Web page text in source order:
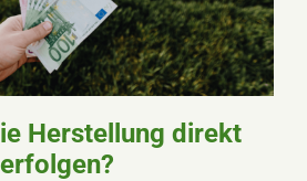
Herstellung direkt